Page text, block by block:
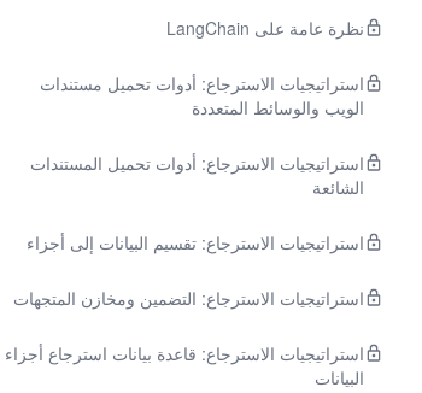
نظرة عامة على LangChain
استراتيجيات الاسترجاع: أدوات تحميل مستندات
الويب والوسائط المتعددة
استراتيجيات الاسترجاع: أدوات تحميل المستندات
الشائعة
استراتيجيات الاسترجاع: تقسيم البيانات إلى أجزاء
استراتيجيات الاسترجاع: التضمين ومخازن المتجهات
استراتيجيات الاسترجاع: قاعدة بيانات استرجاع أجزاء
البيانات